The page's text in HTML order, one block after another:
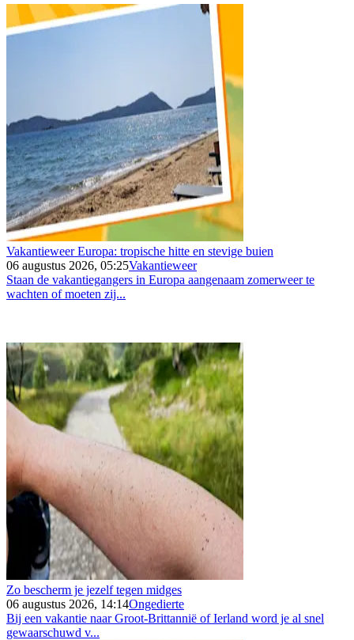
Vakantieweer Europa: tropische hitte en stevige buien
06 augustus 2026, 05:25Vakantieweer
Staan de vakantiegangers in Europa aangenaam zomerweer te
wachten of moeten zij...
Zo bescherm je jezelf tegen midges
06 augustus 2026, 14:14Ongedierte
Bij een vakantie naar Groot-Brittannië of Ierland word je al snel
gewaarschuwd v...